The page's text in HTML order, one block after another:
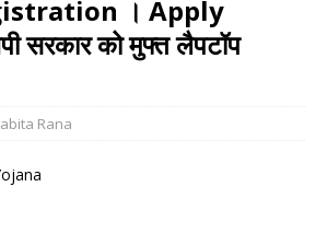
। Apply
सरकार को मुफ्त लैपटॉप
Rana